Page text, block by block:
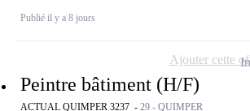
Publié il y a 8 jours
Peintre bâtiment (H/F)
ACTUAL QUIMPER 3237 - 29 - QUIMPER
Ajouter cette